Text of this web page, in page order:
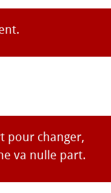
pour changer,
va nulle part.